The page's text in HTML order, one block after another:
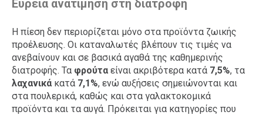
Ευρεία ανατίμηση στη διατροφή
Η πίεση δεν περιορίζεται μόνο στα προϊόντα ζωικής
προέλευσης. Οι καταναλωτές βλέπουν τις τιμές να
ανεβαίνουν και σε βασικά αγαθά της καθημερινής
διατροφής. Τα φρούτα είναι ακριβότερα κατά 7,5%, τα
λαχανικά κατά 7,1%, ενώ αυξήσεις σημειώνονται και
στα πουλερικά, καθώς και στα γαλακτοκομικά
προϊόντα και τα αυγά. Πρόκειται για κατηγορίες που